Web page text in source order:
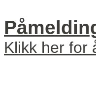
Klikk her for